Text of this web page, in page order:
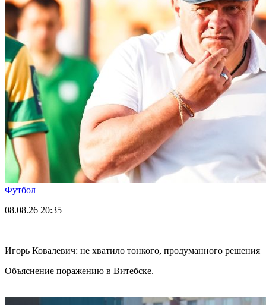
Футбол
08.08.26 20:35
Игорь Ковалевич: не хватило тонкого, продуманного решения
Объяснение поражению в Витебске.